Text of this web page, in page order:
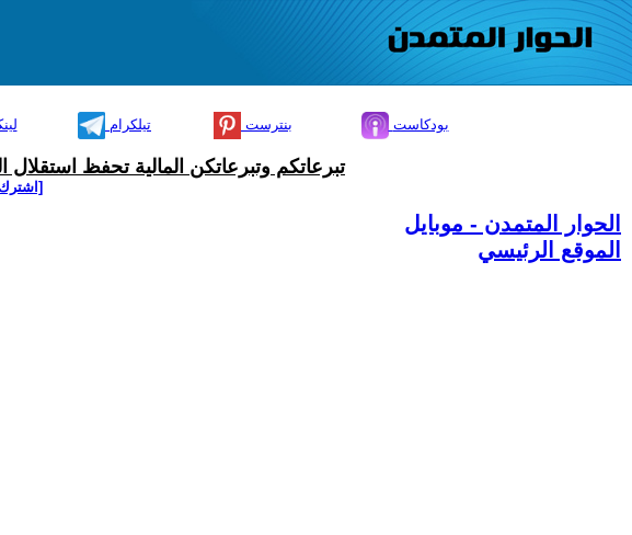
تيلكرام بنترست بودكاست
تبرعاتكم وتبرعاتكن المالية تحفظ
الحوار المتمدن - موبايل
الموقع الرئيسي